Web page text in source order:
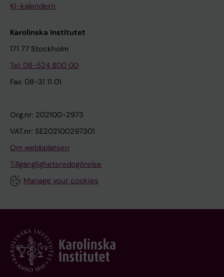
KI-kalendern
Karolinska Institutet
171 77 Stockholm
Tel: 08-524 800 00
Fax: 08-31 11 01
Org.nr: 202100-2973
VAT.nr: SE202100297301
Om webbplatsen
Tillgänglighetsredogörelse
Manage your cookies